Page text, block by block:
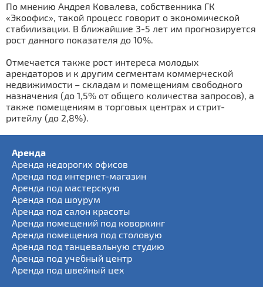
По мнению Андрея Ковалева, собственника ГК
«Экоофис», такой процесс говорит о экономической
стабилизации. В ближайшие 3-5 лет им прогнозируется
рост данного показателя до 10%.
Отмечается также рост интереса молодых
арендаторов и к другим сегментам коммерческой
недвижимости – складам и помещениям свободного
назначения (до 1,5% от общего количества запросов), а
также помещениям в торговых центрах и стрит-
ритейлу (до 2,8%).
Аренда
Аренда недорогих офисов
Аренда под интернет-магазин
Аренда под мастерскую
Аренда под шоурум
Аренда под салон красоты
Аренда помещений под коворкинг
Аренда помещения под столовую
Аренда под танцевальную студию
Аренда под учебный центр
Аренда под швейный цех